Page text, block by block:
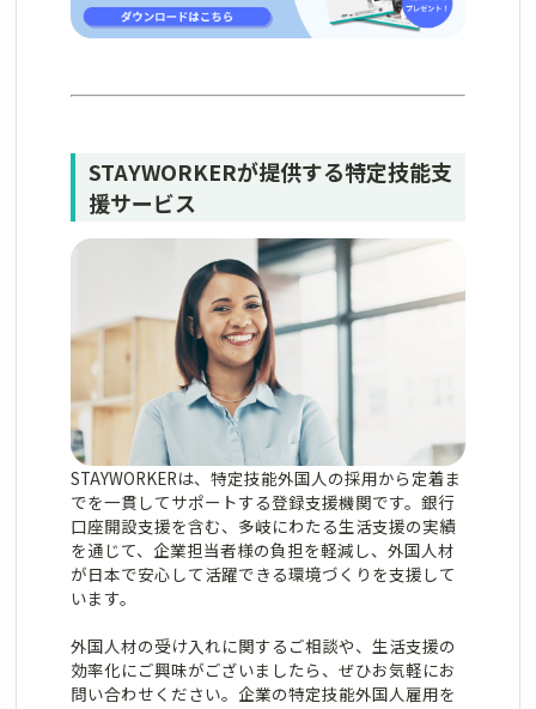
STAYWORKERが提供する特定技能支
援サービス
STAYWORKERは、特定技能外国人の採用から定着ま
でを一貫してサポートする登録支援機関です。銀行
口座開設支援を含む、多岐にわたる生活支援の実績
を通じて、企業担当者様の負担を軽減し、外国人材
が日本で安心して活躍できる環境づくりを支援して
います。
外国人材の受け入れに関するご相談や、生活支援の
効率化にご興味がございましたら、ぜひお気軽にお
問い合わせください。企業の特定技能外国人雇用を